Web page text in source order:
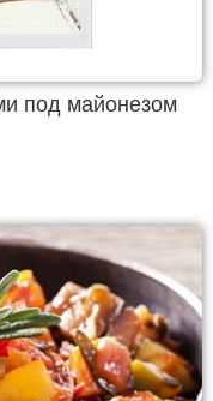
под майонезом